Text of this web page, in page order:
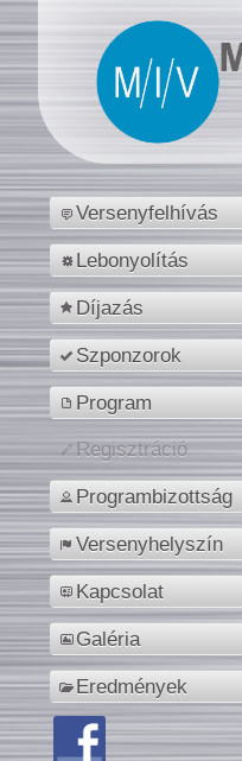
Versenyfelhívás
Lebonyolítás
Díjazás
Szponzorok
Program
Regisztráció
Programbizottság
Versenyhelyszín
Kapcsolat
Galéria
Eredmények